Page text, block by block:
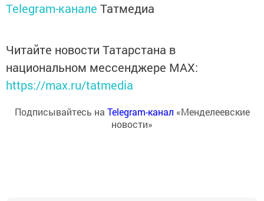
Telegram-канале Татмедиа
Читайте новости Татарстана в
национальном мессенджере MАХ:
https://max.ru/tatmedia
Подписывайтесь на Telegram-канал «Менделеевские
новости»